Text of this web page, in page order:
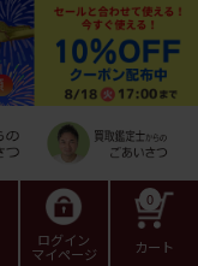
ログイン
マイページ カート
0